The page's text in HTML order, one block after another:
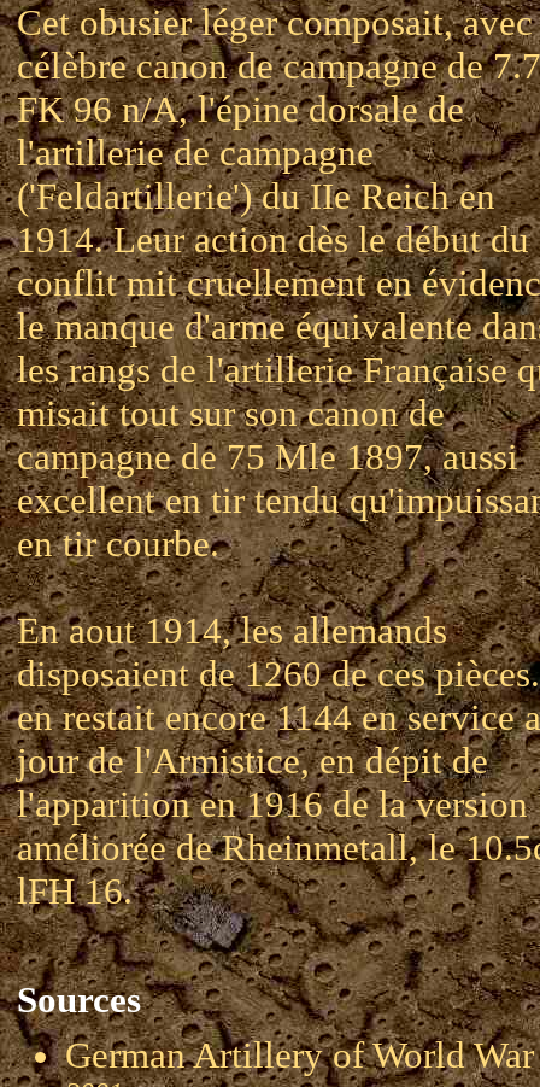
Cet obusier léger composait,
célèbre canon de campagne de
FK 96 n/A, l'épine dorsale de
l'artillerie de campagne
('Feldartillerie') du IIe Reich en
1914. Leur action dès le début du
conflit mit cruellement en
le manque d'arme équivalente
les rangs de l'artillerie Française
misait tout sur son canon de
campagne de 75 Mle 1897, aussi
excellent en tir tendu
en tir courbe.
En aout 1914, les allemands
disposaient de 1260 de ces
en restait encore 1144 en service
jour de l'Armistice, en dépit de
l'apparition en 1916 de la version
améliorée de Rheinmetall, le
lFH 16.
Sources
German Artillery of World